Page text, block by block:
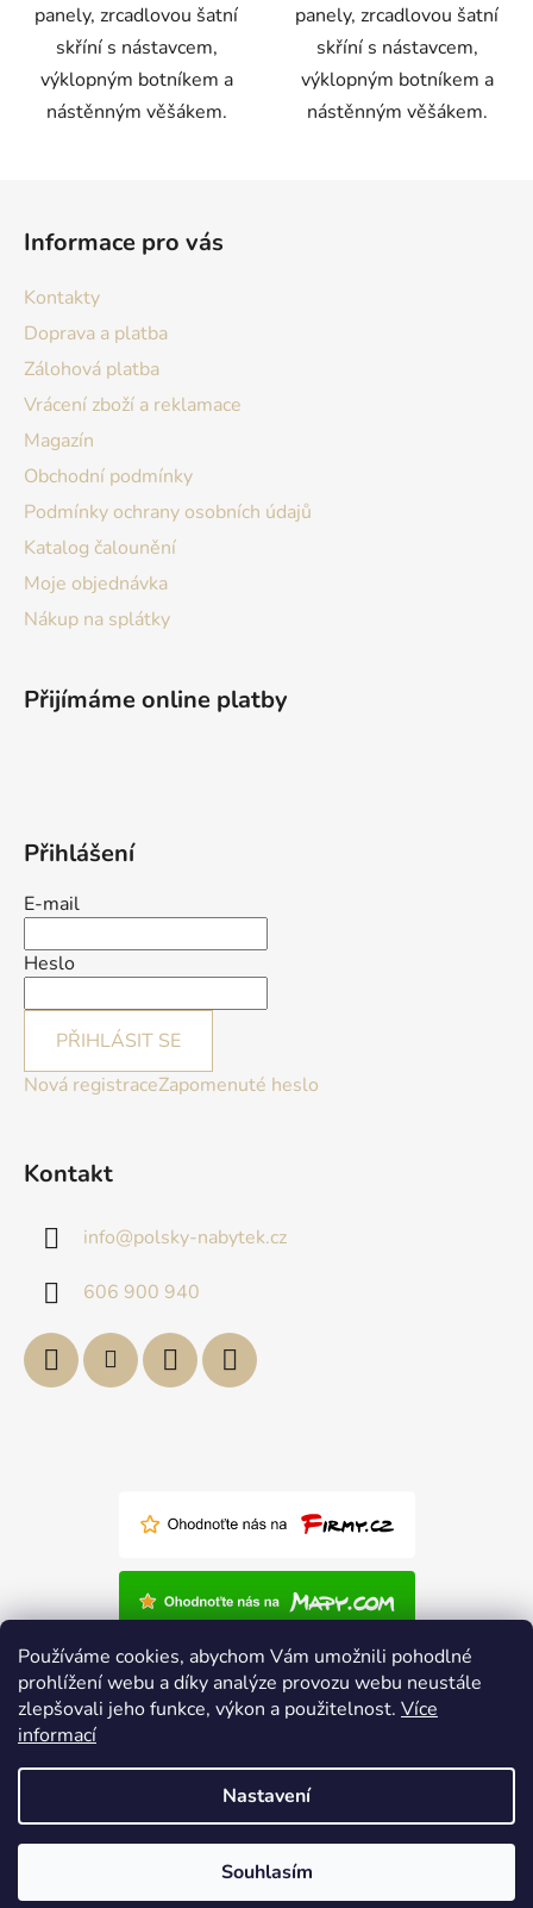
Používáme cookies, abychom Vám umožnili pohodlné
prohlížení webu a díky analýze provozu webu neustále
zlepšovali jeho funkce, výkon a použitelnost. Více
informací
Nastavení
Souhlasím
panely, zrcadlovou šatní
skříní s nástavcem,
výklopným botníkem a
nástěnným věšákem.
panely, zrcadlovou šatní
skříní s nástavcem,
výklopným botníkem a
nástěnným věšákem.
Informace pro vás
Kontakty
Doprava a platba
Zálohová platba
Vrácení zboží a reklamace
Magazín
Obchodní podmínky
Podmínky ochrany osobních údajů
Katalog čalounění
Moje objednávka
Nákup na splátky
Přijímáme online platby
Přihlášení
E-mail
Heslo
PŘIHLÁSIT SE
Nová registraceZapomenuté heslo
Kontakt
info@polsky-nabytek.cz
606 900 940
Vytvořil Shoptet
Polský-nábytek.cz